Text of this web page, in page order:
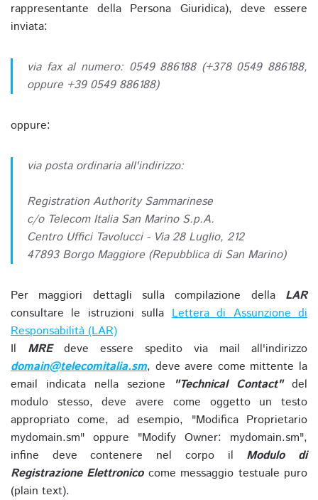
rappresentante della Persona Giuridica), deve essere
inviata:
via fax al numero: 0549 886188 (+378 0549 886188,
oppure +39 0549 886188)
oppure:
via posta ordinaria all'indirizzo:
Registration Authority Sammarinese
c/o Telecom Italia San Marino S.p.A.
Centro Uffici Tavolucci - Via 28 Luglio, 212
47893 Borgo Maggiore (Repubblica di San Marino)
Per maggiori dettagli sulla compilazione della LAR
consultare le istruzioni sullaLettera di Assunzione di
Responsabilità (LAR)
Il MREdeve essere spedito via mail all'indirizzo
domain@telecomitalia.sm, deve avere come mittente la
email indicata nella sezione
"Technical Contact"del
modulo stesso, deve avere come oggetto un testo
appropriato come, ad esempio, "Modifica Proprietario
mydomain.sm" oppure "Modify Owner: mydomain.sm",
infine deve contenere nel corpo il Modulo di
Registrazione Elettronicocome messaggio testuale puro
(plain text).